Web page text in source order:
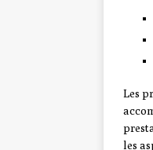
Les
les